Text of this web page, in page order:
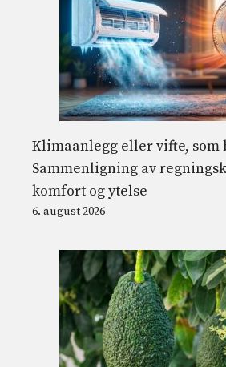
Klimaanlegg eller vifte, som
Sammenligning av
komfort og ytelse
6. august 2026